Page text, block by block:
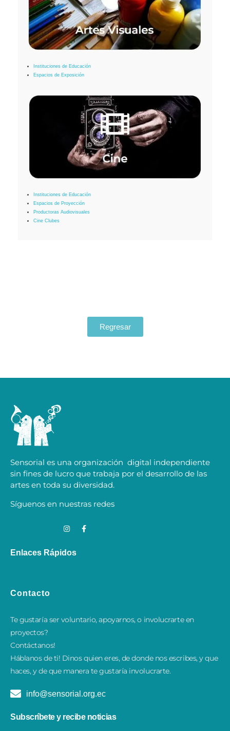
Instituciones de Educación
Espacios de Exposición
Instituciones de Educación
Espacios de Proyección
Productoras Audiovisuales
Cine Clubes
Regresar
Sensorial es una organización digital independiente
sin fines de lucro que trabaja por el desarrollo de las
artes en toda su diversidad.
Síguenos en nuestras redes
Enlaces Rápidos
Contacto
Te gustaría ser voluntario, apoyarnos, o involucrarte en
proyectos?
Contáctanos!
​Háblanos de ti! Dinos quien eres, de donde nos escribes, y que
haces, y de que manera te gustaría involucrarte.
info@sensorial.org.ec
Subscríbete y recibe noticias